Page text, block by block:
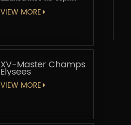
«Мастер-лифт»
VIEW MORE
XV-Master Champs
Elysees
VIEW MORE